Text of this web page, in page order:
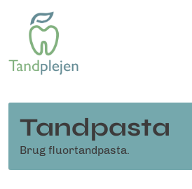
Tandpasta
Brug fluortandpasta.